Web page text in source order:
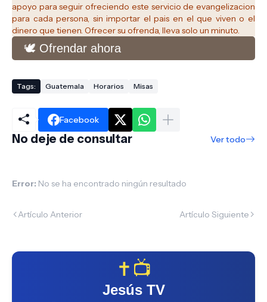
apoyo para seguir ofreciendo este servicio de evangelizacion
para cada persona, sin importar el pais en el que viven o el
dinero que tienen. Ofrecer su ofrenda, lleva solo un minuto.
🕊️ Ofrendar ahora
Tags: Guatemala Horarios Misas
Facebook
No deje de consultar Ver todo
Error: No se ha encontrado ningún resultado
Artículo Anterior Artículo Siguiente
✝️📺
Jesús TV